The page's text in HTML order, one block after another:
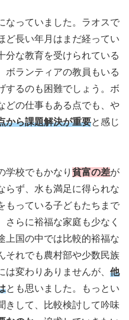
なっていました。ラオスで
ど長い年月はまだ経ってい
分な教育を受けられている
ボランティアの教員もいる
するのも困難でしょう。ボ
どの仕事もある点でも、や
から課題解決が重要と感じ
学校でもかなり 貧富の差が
らず、水も満足に得られな
もっている子どもたちまで
らに裕福な家庭も少なく
上国の中では比較的裕福な
それでも農村部や少数民族
変わりありませんが、 他
とも思いました。もっとい
きして、比較検討して吟味